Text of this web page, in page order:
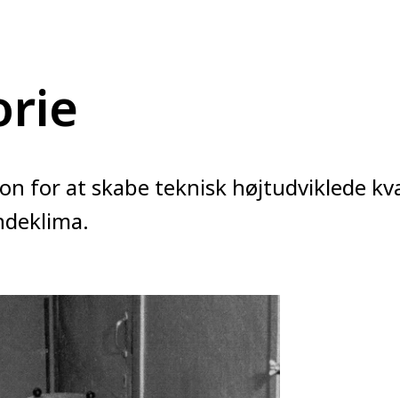
for at skabe teknisk højtudviklede